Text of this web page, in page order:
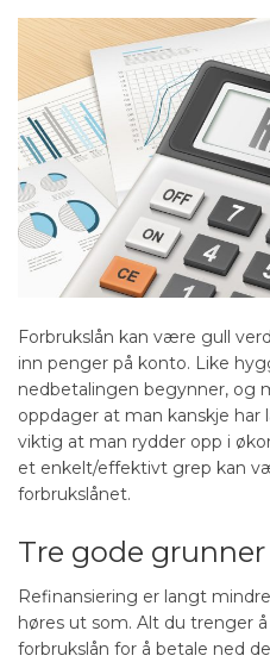
Forbrukslån kan være gull
inn penger på konto. Like
nedbetalingen begynner, og
oppdager at man kanskje
viktig at man rydder opp i
et enkelt/effektivt grep kan
forbrukslånet.
Tre gode
Refinansiering er langt
høres ut som. Alt du trenger
forbrukslån for å betale ned